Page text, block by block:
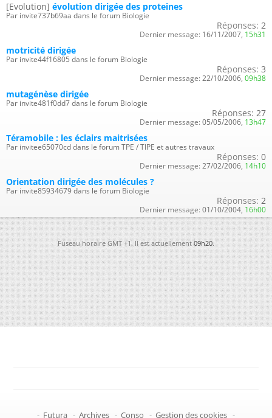
[Evolution] évolution dirigée des proteines
Par invite737b69aa dans le forum Biologie
Réponses: 2
Dernier message: 16/11/2007, 15h31
motricité dirigée
Par invite44f16805 dans le forum Biologie
Réponses: 3
Dernier message: 22/10/2006, 09h38
mutagénèse dirigée
Par invite481f0dd7 dans le forum Biologie
Réponses: 27
Dernier message: 05/05/2006, 13h47
Téramobile : les éclairs maitrisées
Par invitee65070cd dans le forum TPE / TIPE et autres travaux
Réponses: 0
Dernier message: 27/02/2006, 14h10
Orientation dirigée des molécules ?
Par invite85934679 dans le forum Biologie
Réponses: 2
Dernier message: 01/10/2004, 16h00
Fuseau horaire GMT +1. Il est actuellement09h20.
- Futura - Archives - Conso - Gestion des cookies -